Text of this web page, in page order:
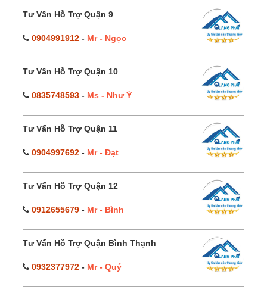
Tư Vấn Hỗ Trợ Quận 9
0904991912 - Mr - Ngọc
Tư Vấn Hỗ Trợ Quận 10
0835748593 - Ms - Như Ý
Tư Vấn Hỗ Trợ Quận 11
0904997692 - Mr - Đạt
Tư Vấn Hỗ Trợ Quận 12
0912655679 - Mr - Bình
Tư Vấn Hỗ Trợ Quận Bình Thạnh
0932377972 - Mr - Quý